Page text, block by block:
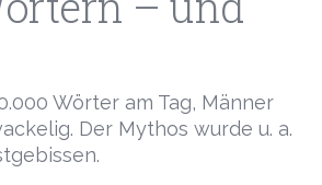
Wörter am Tag, Männer
Der Mythos wurde u. a.